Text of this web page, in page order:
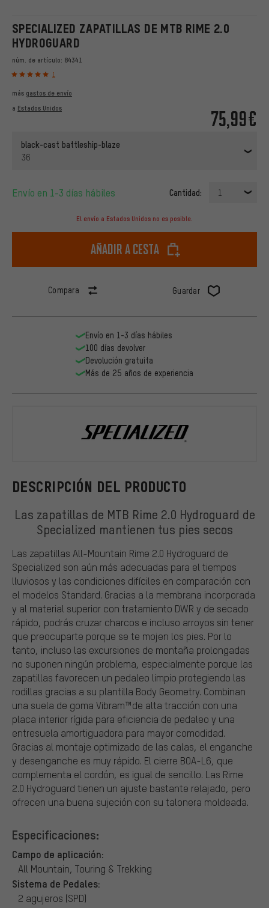
SPECIALIZED ZAPATILLAS DE MTB RIME 2.0
HYDROGUARD
núm. de artículo: 84341
1
75,99€
más gastos de envío
a Estados Unidos
black-cast battleship-blaze
36
Envío en 1-3 días hábiles Cantidad: 1
El envío a Estados Unidos no es posible.
Añadir a cesta
Compara Guardar
DESCRIPCIÓN DEL PRODUCTO
Las zapatillas de MTB Rime 2.0 Hydroguard de
Specialized mantienen tus pies secos
Las zapatillas All-Mountain Rime 2.0 Hydroguard de
Specialized son aún más adecuadas para el tiempos
lluviosos y las condiciones difíciles en comparación con
el modelos Standard. Gracias a la membrana incorporada
y al material superior con tratamiento DWR y de secado
rápido, podrás cruzar charcos e incluso arroyos sin tener
que preocuparte porque se te mojen los pies. Por lo
tanto, incluso las excursiones de montaña prolongadas
no suponen ningún problema, especialmente porque las
zapatillas favorecen un pedaleo limpio protegiendo las
rodillas gracias a su plantilla Body Geometry. Combinan
una suela de goma Vibram™de alta tracción con una
placa interior rígida para eficiencia de pedaleo y una
entresuela amortiguadora para mayor comodidad.
Gracias al montaje optimizado de las calas, el enganche
y desenganche es muy rápido. El cierre BOA-L6, que
complementa el cordón, es igual de sencillo. Las Rime
2.0 Hydroguard tienen un ajuste bastante relajado, pero
ofrecen una buena sujeción con su talonera moldeada.
Especificaciones:
Campo de aplicación:
All Mountain, Touring & Trekking
Sistema de Pedales:
2 agujeros (SPD)
Envío en 1-3 días hábiles
100 días devolver
Devolución gratuita
Más de 25 años de experiencia